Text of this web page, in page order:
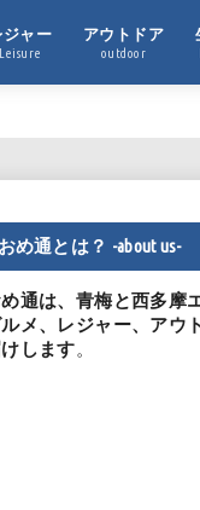
ジャー
Leisure
アウトドア
outdoor
おめ通とは？ -about us-
通は、青梅と西多摩
メ、レジャー、アウ
します。